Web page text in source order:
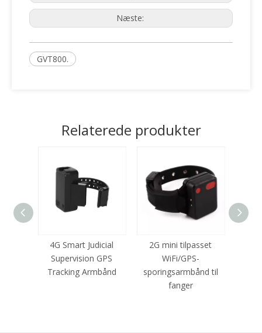
Næste:
GVT800.
Relaterede produkter
4G Smart Judicial
Supervision GPS
Tracking Armbånd
2G mini tilpasset
WiFi/GPS-
sporingsarmbånd til
fanger